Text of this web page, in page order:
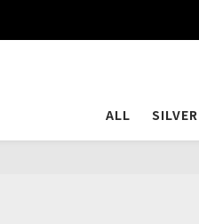
ALL
SILVER